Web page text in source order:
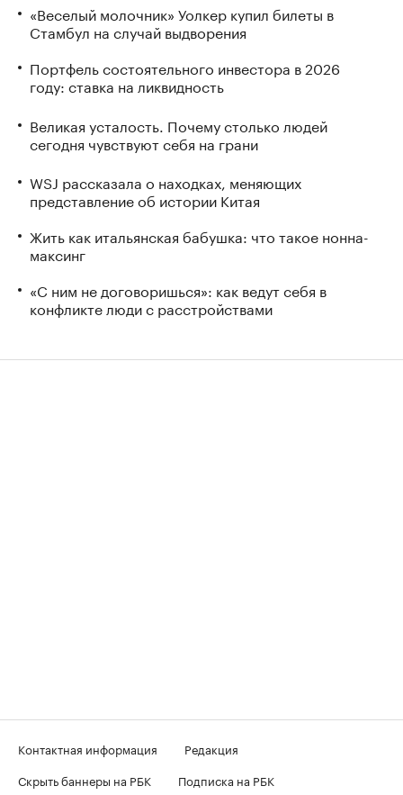
«Веселый молочник» Уолкер купил билеты в
Стамбул на случай выдворения
Портфель состоятельного инвестора в 2026
году: ставка на ликвидность
Великая усталость. Почему столько людей
сегодня чувствуют себя на грани
WSJ рассказала о находках, меняющих
представление об истории Китая
Жить как итальянская бабушка: что такое нонна-
максинг
«С ним не договоришься»: как ведут себя в
конфликте люди с расстройствами
Контактная информация
Редакция
Скрыть баннеры на РБК
Подписка на РБК